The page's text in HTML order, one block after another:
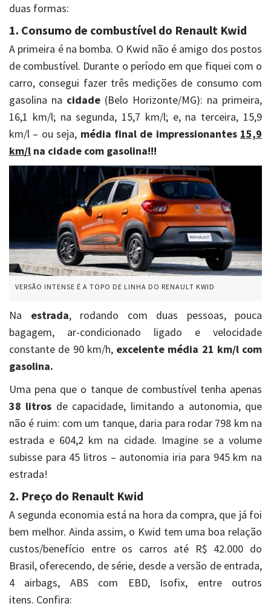
duas formas:
1. Consumo de combustível do Renault Kwid
A primeira é na bomba. O Kwid não é amigo dos postos
de combustível. Durante o período em que fiquei com o
carro, consegui fazer três medições de consumo com
gasolina na cidade (Belo Horizonte/MG): na primeira,
16,1 km/l; na segunda, 15,7 km/l; e, na terceira, 15,9
km/l – ou seja, média final de impressionantes 15,9
km/l na cidade com gasolina!!!
VERSÃO INTENSE É A TOPO DE LINHA DO RENAULT KWID
Na estrada, rodando com duas pessoas, pouca
bagagem, ar-condicionado ligado e velocidade
constante de 90 km/h, excelente média 21 km/l com
gasolina.
Uma pena que o tanque de combustível tenha apenas
38 litros de capacidade, limitando a autonomia, que
não é ruim: com um tanque, daria para rodar 798 km na
estrada e 604,2 km na cidade. Imagine se a volume
subisse para 45 litros – autonomia iria para 945 km na
estrada!
2. Preço do Renault Kwid
A segunda economia está na hora da compra, que já foi
bem melhor. Ainda assim, o Kwid tem uma boa relação
custos/benefício entre os carros até R$ 42.000 do
Brasil, oferecendo, de série, desde a versão de entrada,
4 airbags, ABS com EBD, Isofix, entre outros
itens. Confira: